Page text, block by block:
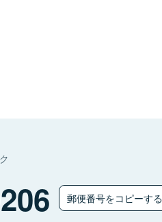
郵便番号をコピーする